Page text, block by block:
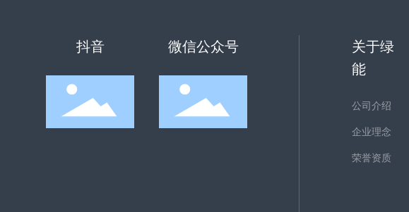
抖音 微信公众号
关于绿
能
公司介绍
企业理念
荣誉资质